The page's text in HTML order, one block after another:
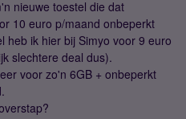
nieuwe toestel die dat
10 euro p/maand onbeperkt
heb ik hier bij Simyo voor 9 euro
slechtere deal dus).
voor zo'n 6GB + onbeperkt